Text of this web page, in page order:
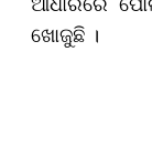
ଖୋଜୁଛି ।